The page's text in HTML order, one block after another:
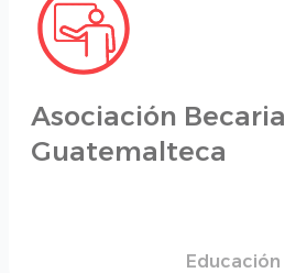
Asociación Becaria
Guatemalteca
Educación